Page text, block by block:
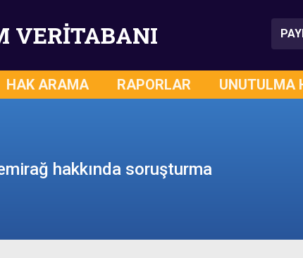
VERİTABANI
HAK ARAMA RAPORLAR UNUTULMA
hakkında soruşturma